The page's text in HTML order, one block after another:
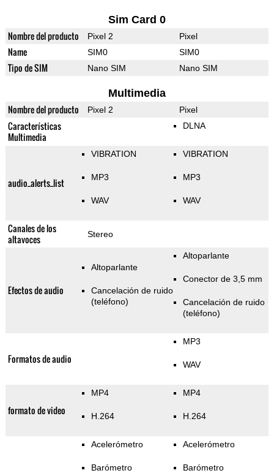
Sim Card 0
Nombre del producto Pixel 2 Pixel
Name SIM0 SIM0
Tipo de SIM Nano SIM Nano SIM
Multimedia
Nombre del producto Pixel 2 Pixel
Características
Multimedia
DLNA
audio_alerts_list
VIBRATION
MP3
WAV
VIBRATION
MP3
WAV
Canales de los
altavoces
Stereo
Efectos de audio
Altoparlante
Cancelación de ruido
(teléfono)
Altoparlante
Conector de 3,5 mm
Cancelación de ruido
(teléfono)
Formatos de audio
MP3
WAV
formato de video
MP4
H.264
MP4
H.264
Acelerómetro
Barómetro
Acelerómetro
Barómetro